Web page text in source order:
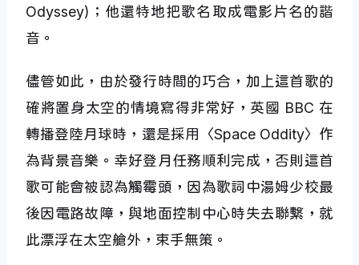
Odyssey)；他還特地把歌名取成電影片名的諧
音。
儘管如此，由於發行時間的巧合，加上這首歌的
確將置身太空的情境寫得非常好，英國 BBC 在
轉播登陸月球時，還是採用〈Space Oddity〉作
為背景音樂。幸好登月任務順利完成，否則這首
歌可能會被認為觸霉頭，因為歌詞中湯姆少校最
後因電路故障，與地面控制中心時失去聯繫，就
此漂浮在太空艙外，束手無策。